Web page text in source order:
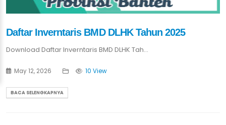
Daftar Inverntaris BMD DLHK Tahun 2025
Download Daftar Inverntaris BMD DLHK Tah...
May 12, 2026 10 View
BACA SELENGKAPNYA